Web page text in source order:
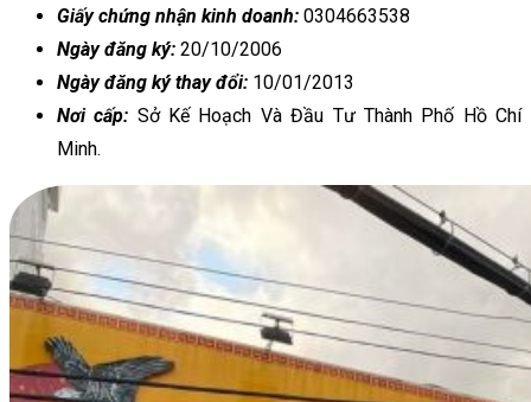
Giấy chứng nhận kinh doanh: 0304663538
Ngày đăng ký: 20/10/2006
Ngày đăng ký thay đổi: 10/01/2013
Nơi cấp: Sở Kế Hoạch Và Đầu Tư Thành Phố Hồ Chí
Minh.